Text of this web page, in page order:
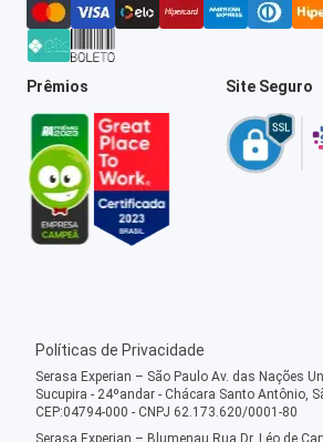
Prêmios Site Seguro
Políticas de Privacidade
Serasa Experian – São Paulo Av. das Nações
Sucupira - 24ºandar - Chácara Santo Antônio,
CEP:04794-000 - CNPJ 62.173.620/0001-80
Serasa Experian – Blumenau Rua Dr. Léo de